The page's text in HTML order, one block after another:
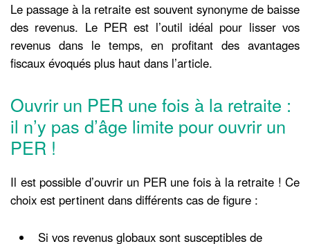
Le passage à la retraite est souvent synonyme de baisse
des revenus. Le PER est l’outil idéal pour lisser vos
revenus dans le temps, en profitant des avantages
fiscaux évoqués plus haut dans l’article.
Ouvrir un PER une fois à la retraite :
il n’y pas d’âge limite pour ouvrir un
PER !
Il est possible d’ouvrir un PER une fois à la retraite ! Ce
choix est pertinent dans différents cas de figure :
Si vos revenus globaux sont susceptibles de